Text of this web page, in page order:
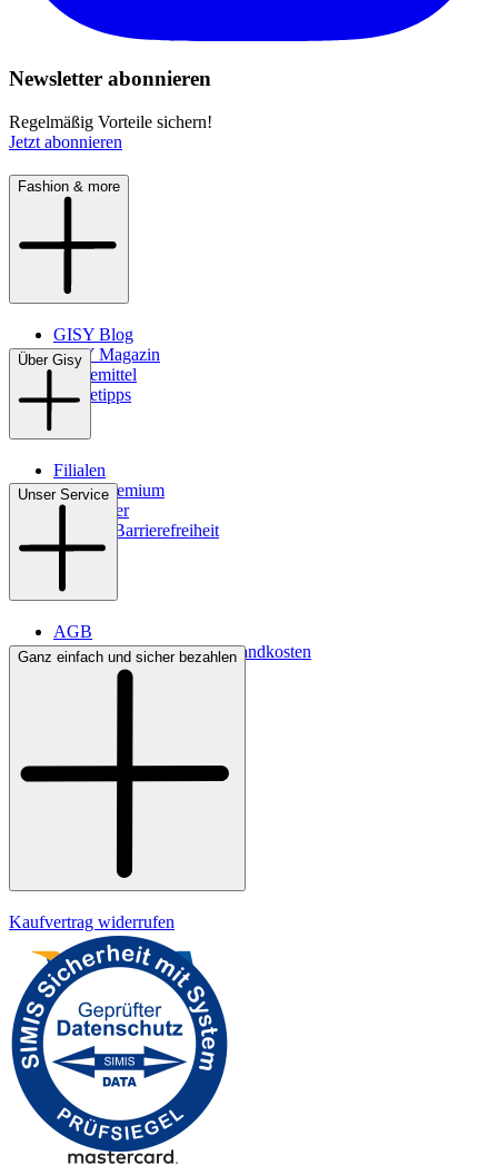
Newsletter abonnieren
Regelmäßig Vorteile sichern!
Jetzt abonnieren
Fashion & more
GISY Blog
GISY Magazin
Pflegemittel
Pflegetipps
Über Gisy
Filialen
WMS-Premium
Newsletter
Digitale Barrierefreiheit
Unser Service
AGB
Lieferbedingungen & Versandkosten
Bezahlung
Ganz einfach und sicher bezahlen
Kaufvertrag widerrufen